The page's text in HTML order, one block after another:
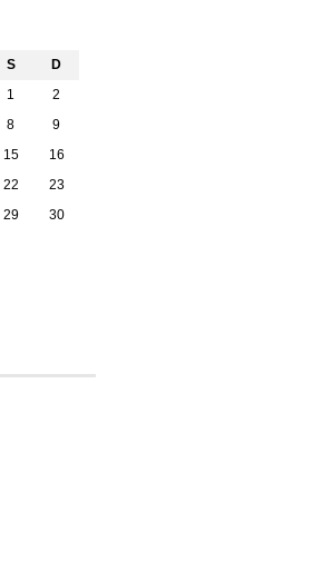
S D
1
2
8
9
15
16
22
23
29
30